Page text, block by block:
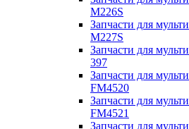
M226S
Запчасти для
M227S
Запчасти для
397
Запчасти для
FM4520
Запчасти для
FM4521
Запчасти для